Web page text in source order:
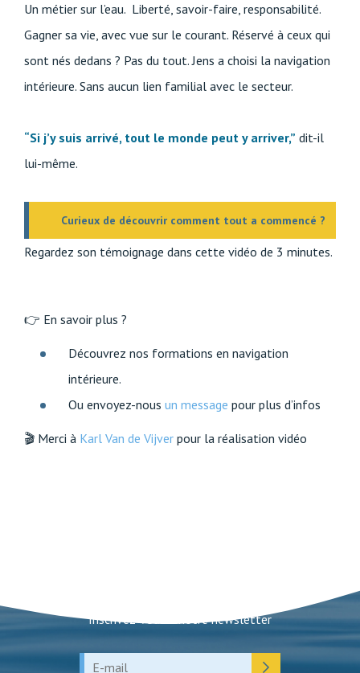
Un métier sur l’eau. Liberté, savoir-faire, responsabilité.
Gagner sa vie, avec vue sur le courant. Réservé à ceux qui
sont nés dedans ? Pas du tout. Jens a choisi la navigation
intérieure. Sans aucun lien familial avec le secteur.
“Si j’y suis arrivé, tout le monde peut y arriver,” dit-il
lui-même.
Curieux de découvrir comment tout a commencé ?
Regardez son témoignage dans cette vidéo de 3 minutes.
👉 En savoir plus ?
Découvrez nos formations en navigation
intérieure.
Ou envoyez-nous un message pour plus d’infos
🎬 Merci à Karl Van de Vijver pour la réalisation vidéo
Inscrivez-vous à notre newsletter